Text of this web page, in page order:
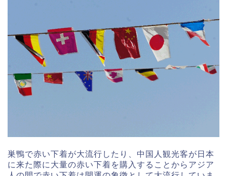
巣鴨で赤い下着が大流行したり、中国人観光客が日本
に来た際に大量の赤い下着を購入することからアジア